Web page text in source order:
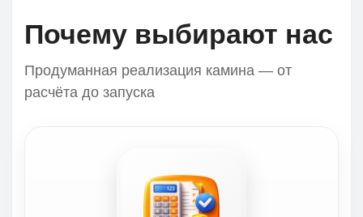
Почему выбирают нас
Продуманная реализация камина — от
расчёта до запуска